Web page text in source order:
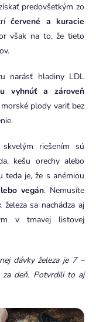
predovšetkým zo
červené a kuracie
však na to, že tieto
narásť hladiny LDL
vyhnúť a zároveň
plody variť bez
riešením sú
kešu orechy alebo
teda je, že s anémiou
vegán. Nemusíte
sa nachádza aj
v tmavej listovej
dávky železa je 7 –
deň. Potvrdili to aj